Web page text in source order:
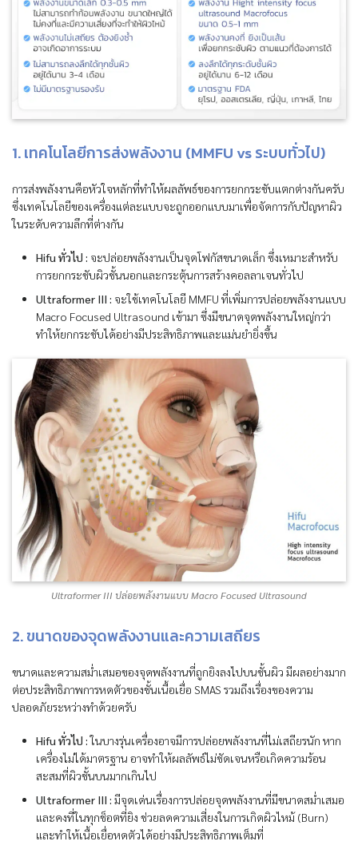
1. เทคโนโลยีการส่งพลังงาน (MMFU vs ระบบทั่วไป)
การส่งพลังงานคือหัวใจหลักที่ทำให้ผลลัพธ์ของการยกกระชับแตกต่างกันครับ
ซึ่งเทคโนโลยีของเครื่องแต่ละแบบจะถูกออกแบบมาเพื่อจัดการกับปัญหาผิว
ในระดับความลึกที่ต่างกัน
Hifu ทั่วไป : จะปล่อยพลังงานเป็นจุดโฟกัสขนาดเล็ก ซึ่งเหมาะสำหรับ
การยกกระชับผิวชั้นนอกและกระตุ้นการสร้างคอลลาเจนทั่วไป
Ultraformer III : จะใช้เทคโนโลยี MMFU ที่เพิ่มการปล่อยพลังงานแบบ
Macro Focused Ultrasound เข้ามา ซึ่งมีขนาดจุดพลังงานใหญ่กว่า
ทำให้ยกกระชับได้อย่างมีประสิทธิภาพและแม่นยำยิ่งขึ้น
Ultraformer III ปล่อยพลังงานแบบ Macro Focused Ultrasound
2. ขนาดของจุดพลังงานและความเสถียร
ขนาดและความสม่ำเสมอของจุดพลังงานที่ถูกยิงลงไปบนชั้นผิว มีผลอย่างมาก
ต่อประสิทธิภาพการหดตัวของชั้นเนื้อเยื่อ SMAS รวมถึงเรื่องของความ
ปลอดภัยระหว่างทำด้วยครับ
Hifu ทั่วไป :ในบางรุ่นเครื่องอาจมีการปล่อยพลังงานที่ไม่เสถียรนัก หาก
เครื่องไม่ได้มาตรฐาน อาจทำให้ผลลัพธ์ไม่ชัดเจนหรือเกิดความร้อน
สะสมที่ผิวชั้นบนมากเกินไป
Ultraformer III : มีจุดเด่นเรื่องการปล่อยจุดพลังงานที่มีขนาดสม่ำเสมอ
และคงที่ในทุกช็อตที่ยิง ช่วยลดความเสี่ยงในการเกิดผิวไหม้ (Burn)
และทำให้เนื้อเยื่อหดตัวได้อย่างมีประสิทธิภาพเต็มที่